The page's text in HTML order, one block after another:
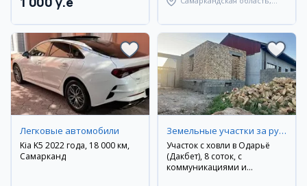
Легковые автомобили
Kia K5 2022 года, 18 000 км,
Самарканд
Земельные участки за рубежом
Участок с ховли в Оқдарьё
(Дакбет), 8 соток, с
коммуникациями и